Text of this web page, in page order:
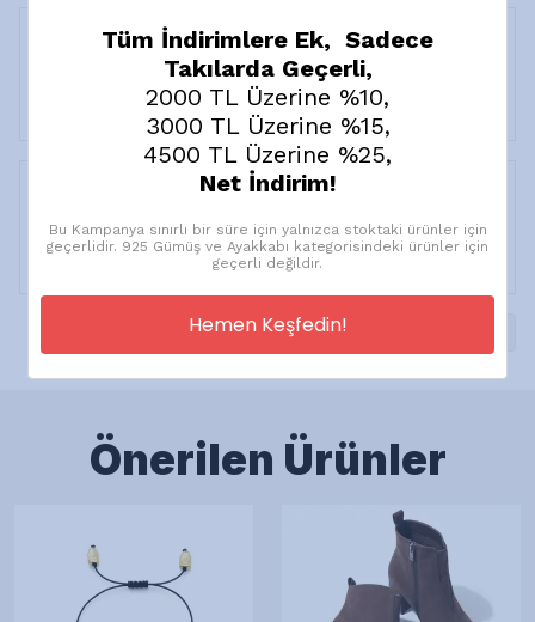
Satın Alınmış
B. Z.
Satın Alınmış
Önerilen Ürünler
Tüm İndirimlere Ek, Sadece
Takılarda Geçerli,
2000 TL Üzerine %10,
3000 TL Üzerine %15,
4500 TL Üzerine %25,
Net İndirim!
Bu Kampanya sınırlı bir süre için yalnızca stoktaki ürünler için
geçerlidir. 925 Gümüş ve Ayakkabı kategorisindeki ürünler için
geçerli değildir.
Hemen Keşfedin!